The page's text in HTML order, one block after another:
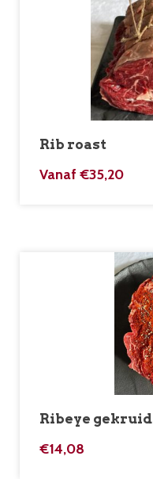
Rib roast
Vanaf €35,20
Ribeye gekruid
€14,08